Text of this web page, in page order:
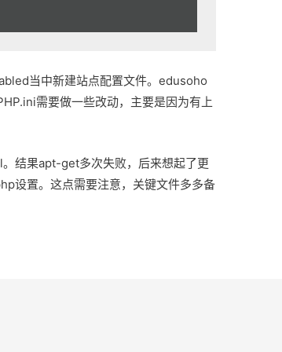
当中新建站点配置文件。edusoho
需要做一些改动，主要是因为有上
结果apt-get多次失败，后来想起了更
设置。这点需要注意，关键文件多多备